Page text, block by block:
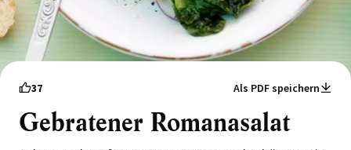
37 Als PDF speichern
Gebratener Romanasalat